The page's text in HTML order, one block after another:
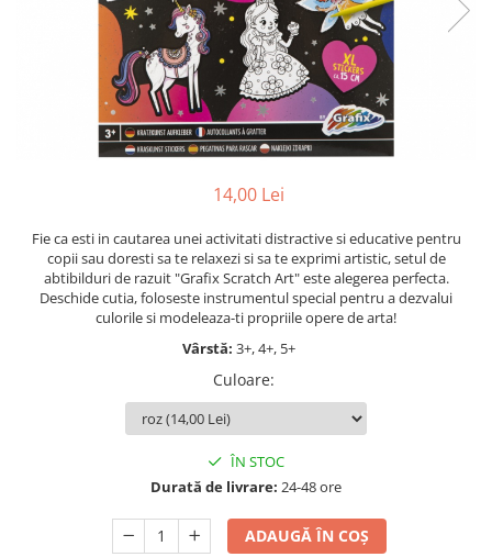
Jocuri cu dinozauri
Jucării de pluș
Jocuri educative pentru
școală/grădiniță
Cărţi de colorat, activități, apa
Accesorii diverse
LEGO Friends
LEGO Ninjago
LEGO Minecraft
LEGO DREAMZzz
LEGO Harry Potter
LEGO Marvel Super Heroes
LEGO Super Heroes DC
LEGO Sonic the Hedgehog
LEGO Animal Crossing
LEGO Creator Expert
14,00 Lei
Fie ca esti in cautarea unei activitati distractive si educative pentru
copii sau doresti sa te relaxezi si sa te exprimi artistic, setul de
abtibilduri de razuit "Grafix Scratch Art" este alegerea perfecta.
Deschide cutia, foloseste instrumentul special pentru a dezvalui
culorile si modeleaza-ti propriile opere de arta!
Vârstă: 3+, 4+, 5+
Culoare:
ÎN STOC
Durată de livrare: 24-48 ore
ADAUGĂ ÎN COȘ